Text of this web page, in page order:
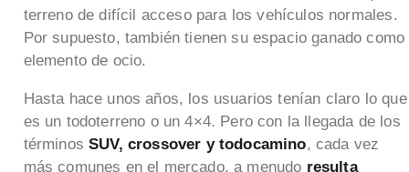
terreno de difícil acceso para los vehículos normales.
Por supuesto, también tienen su espacio ganado como
elemento de ocio.
Hasta hace unos años, los usuarios tenían claro lo que
es un todoterreno o un 4×4. Pero con la llegada de los
términosSUV, crossover y todocamino, cada vez
más comunes en el mercado, a menudo resulta